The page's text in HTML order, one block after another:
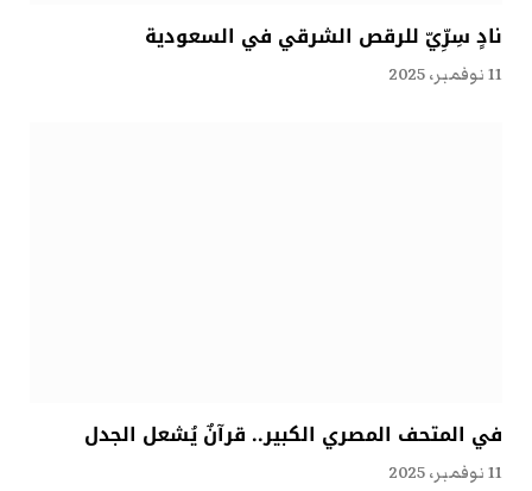
نادٍ سِرِّيّ للرقص الشرقي في السعودية
11 نوفمبر، 2025
في المتحف المصري الكبير.. قرآنٌ يُشعل الجدل
11 نوفمبر، 2025